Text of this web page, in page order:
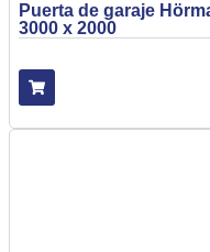
Puerta de garaje
3000 x 2000